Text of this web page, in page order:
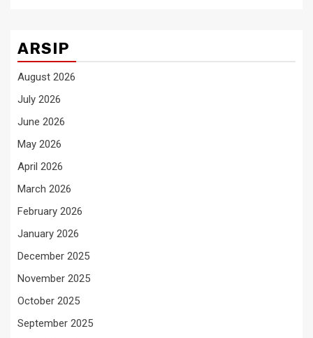
ARSIP
August 2026
July 2026
June 2026
May 2026
April 2026
March 2026
February 2026
January 2026
December 2025
November 2025
October 2025
September 2025